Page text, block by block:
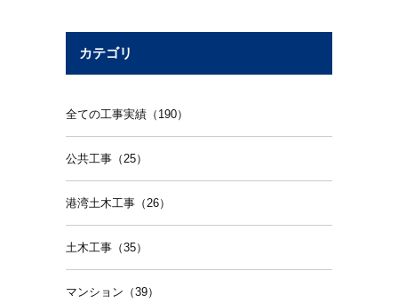
カテゴリ
全ての工事実績（190）
公共工事（25）
港湾土木工事（26）
土木工事（35）
マンション（39）